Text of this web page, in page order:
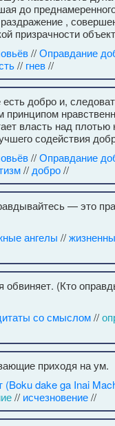
до
,
призрачности
//Оправдание
// гнев//
добро и,
власть над
содействия
//Оправдание
// добро//
— это
ангелы //
обвиняет. (Кто
со смыслом//
приходя на ум.
(Boku dake ga Inai
// исчезновение//